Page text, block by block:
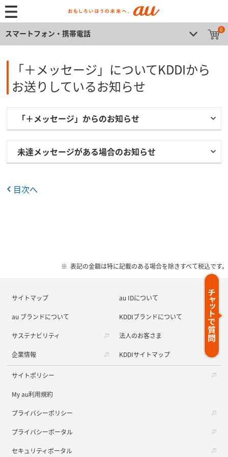
スマートフォン・携帯電話 0
「＋メッセージ」についてKDDIから
お送りしているお知らせ
「＋メッセージ」からのお知らせ
未達メッセージがある場合のお知らせ
目次へ
表記の金額は特に記載のある場合を除きすべて税込です。
サイトマップ au IDについて
au ブランドについて KDDIブランドについて
サステナビリティ 法人のお客さま
企業情報 KDDIサイトマップ
サイトポリシー
My au利用規約
プライバシーポリシー
プライバシーポータル
セキュリティポータル